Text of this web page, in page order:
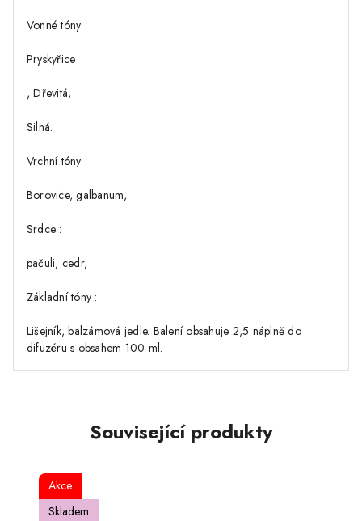
Vonné tóny :
Pryskyřice
, Dřevitá,
Silná.
Vrchní tóny :
Borovice, galbanum,
Srdce :
pačuli, cedr,
Základní tóny :
Lišejník, balzámová jedle. Balení obsahuje 2,5 náplně do
difuzéru s obsahem 100 ml.
Související produkty
Akce
Skladem